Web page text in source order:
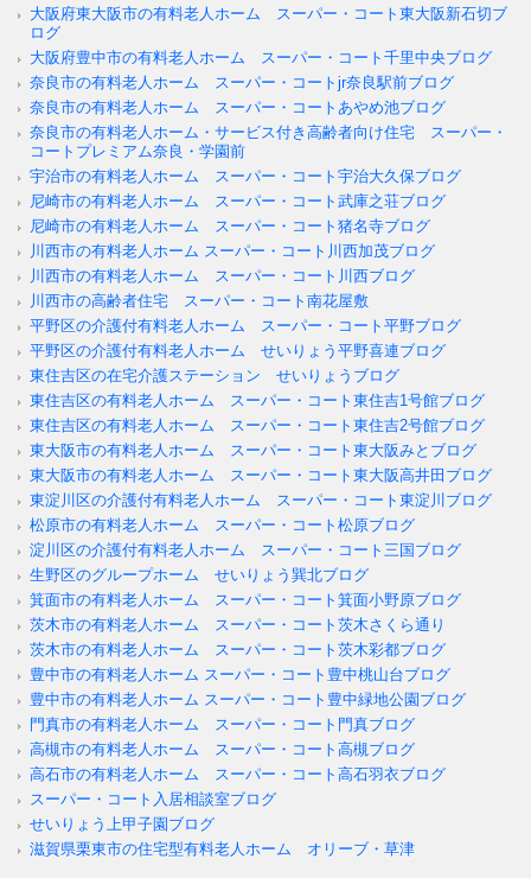
大阪府東大阪市の有料老人ホーム スーパー・コート東大阪新石切ブ
ログ
大阪府豊中市の有料老人ホーム スーパー・コート千里中央ブログ
奈良市の有料老人ホーム スーパー・コートjr奈良駅前ブログ
奈良市の有料老人ホーム スーパー・コートあやめ池ブログ
奈良市の有料老人ホーム・サービス付き高齢者向け住宅 スーパー・
コートプレミアム奈良・学園前
宇治市の有料老人ホーム スーパー・コート宇治大久保ブログ
尼崎市の有料老人ホーム スーパー・コート武庫之荘ブログ
尼崎市の有料老人ホーム スーパー・コート猪名寺ブログ
川西市の有料老人ホーム スーパー・コート川西加茂ブログ
川西市の有料老人ホーム スーパー・コート川西ブログ
川西市の高齢者住宅 スーパー・コート南花屋敷
平野区の介護付有料老人ホーム スーパー・コート平野ブログ
平野区の介護付有料老人ホーム せいりょう平野喜連ブログ
東住吉区の在宅介護ステーション せいりょうブログ
東住吉区の有料老人ホーム スーパー・コート東住吉1号館ブログ
東住吉区の有料老人ホーム スーパー・コート東住吉2号館ブログ
東大阪市の有料老人ホーム スーパー・コート東大阪みとブログ
東大阪市の有料老人ホーム スーパー・コート東大阪高井田ブログ
東淀川区の介護付有料老人ホーム スーパー・コート東淀川ブログ
松原市の有料老人ホーム スーパー・コート松原ブログ
淀川区の介護付有料老人ホーム スーパー・コート三国ブログ
生野区のグループホーム せいりょう巽北ブログ
箕面市の有料老人ホーム スーパー・コート箕面小野原ブログ
茨木市の有料老人ホーム スーパー・コート茨木さくら通り
茨木市の有料老人ホーム スーパー・コート茨木彩都ブログ
豊中市の有料老人ホーム スーパー・コート豊中桃山台ブログ
豊中市の有料老人ホーム スーパー・コート豊中緑地公園ブログ
門真市の有料老人ホーム スーパー・コート門真ブログ
高槻市の有料老人ホーム スーパー・コート高槻ブログ
高石市の有料老人ホーム スーパー・コート高石羽衣ブログ
スーパー・コート入居相談室ブログ
せいりょう上甲子園ブログ
滋賀県栗東市の住宅型有料老人ホーム オリーブ・草津